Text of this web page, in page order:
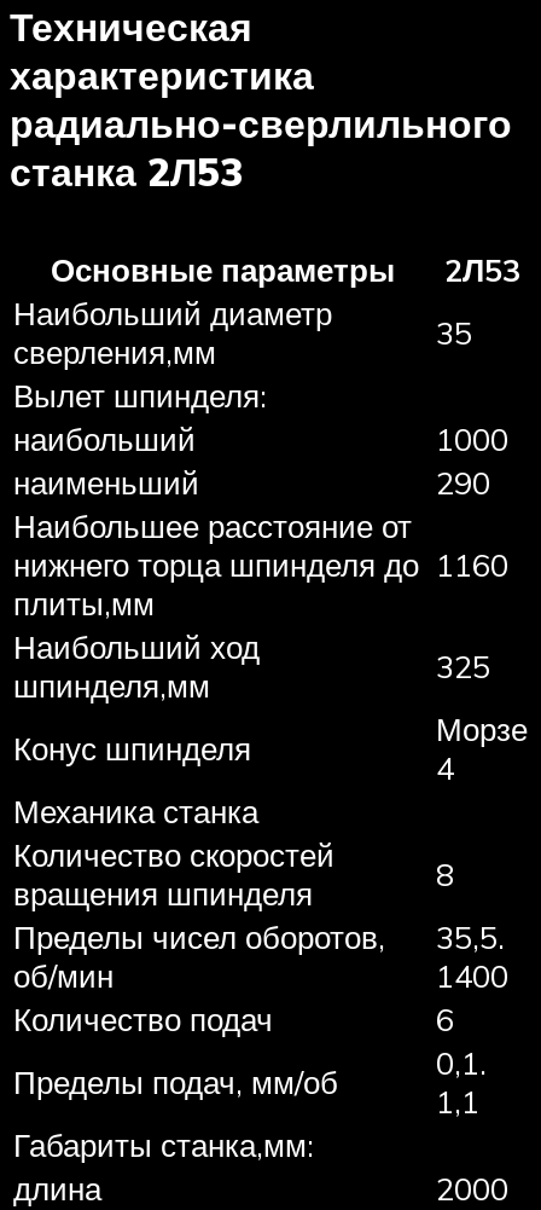
Техническая
характеристика
радиально-сверлильного
станка 2Л53
Основные параметры
2Л53
Наибольший диаметр
сверления,мм
35
Вылет шпинделя:
наибольший
1000
наименьший
290
Наибольшее расстояние от
нижнего торца шпинделя до
плиты,мм
1160
Наибольший ход
шпинделя,мм
325
Конус шпинделя
Морзе
4
Механика станка
Количество скоростей
вращения шпинделя
8
Пределы чисел оборотов,
об/мин
35,5.
1400
Количество подач
6
Пределы подач, мм/об
0,1.
1,1
Габариты станка,мм:
длина
2000